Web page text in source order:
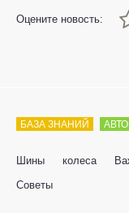
Оцените новость:
0
1
БАЗА ЗНАНИЙ
Шины колеса
Советы